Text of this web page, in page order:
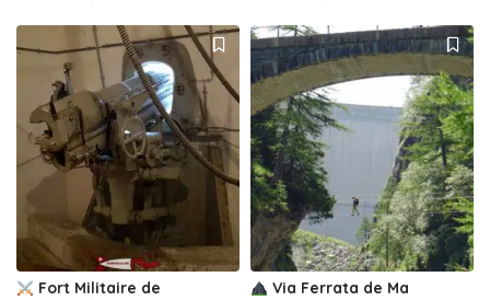
Fort Militaire de Via Ferrata de Ma